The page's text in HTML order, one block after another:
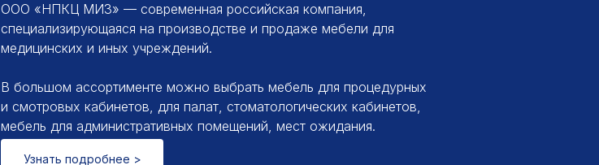
ООО «НПКЦ МИЗ» — современная российская компания,
специализирующаяся на производстве и продаже мебели для
медицинских и иных учреждений.
В большом ассортименте можно выбрать мебель для процедурных
и смотровых кабинетов, для палат, стоматологических кабинетов,
мебель для административных помещений, мест ожидания.
Узнать подробнее >